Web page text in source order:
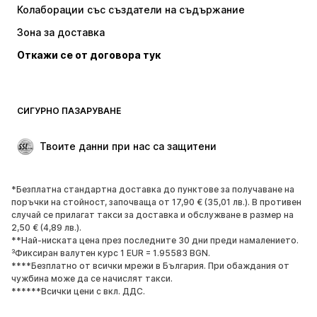
Пуловери и Трикотаж
Бельо
Палта
Поли
Специални Поводи
ОБУВКИ
НОВО
Популярно
Маратонки
Боти
Обувки с висок ток
Ботуши
Сандали
Ниски обувки
Колаборации със създатели на съдържание
Зона за доставка
Откажи се от договора тук
СИГУРНО ПАЗАРУВАНЕ
Твоите данни при нас са защитени
*Безплатна стандартна доставка до пунктове за получаване на
поръчки на стойност, започваща от 17,90 € (35,01 лв.). В противен
случай се прилагат такси за доставка и обслужване в размер на
2,50 € (4,89 лв.).
**Най-ниската цена през последните 30 дни преди намалението.
³Фиксиран валутен курс 1 EUR = 1.95583 BGN.
****Безплатно от всички мрежи в България. При обаждания от
чужбина може да се начислят такси.
******Всички цени с вкл. ДДС.